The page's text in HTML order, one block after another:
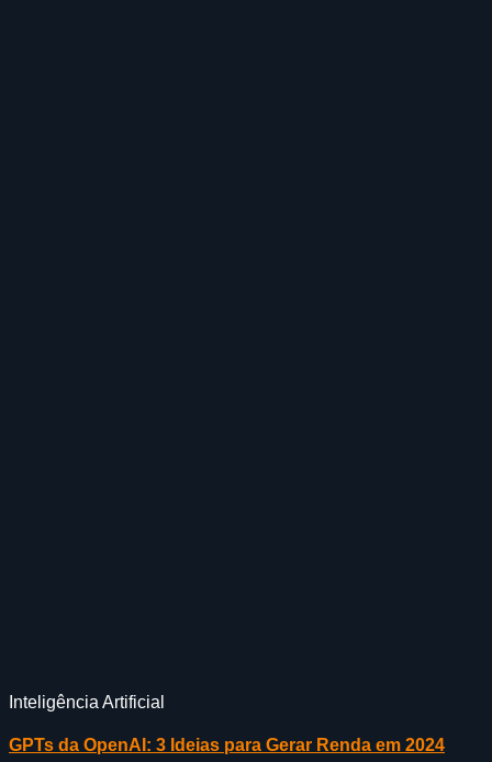
Inteligência Artificial
GPTs da OpenAI: 3 Ideias para Gerar Renda em 2024